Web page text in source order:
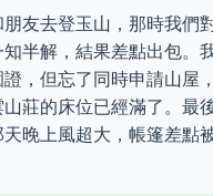
友去登玉山，那時我們
半解，結果差點出包。
，但忘了同時申請山屋
莊的床位已經滿了。最
晚上風超大，帳篷差點